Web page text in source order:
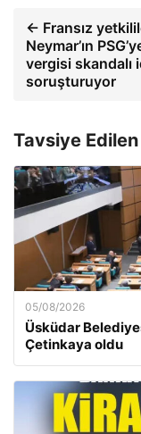
← Fransız
Neymar’ın
vergisi skandalı
soruşturuyor
Tavsiye
05/08/2026
Üsküdar
Çetinkaya oldu